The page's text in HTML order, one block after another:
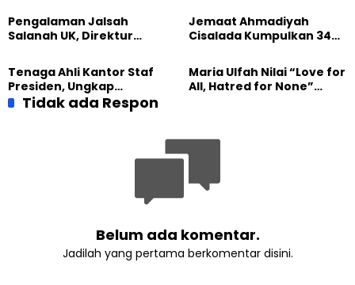
Ahmadiyah
Khusus di Islamabad
Pengalaman Jalsah
Salanah UK, Direktur
Kekuatan Kemanusiaan
Jemaat Ahmadiyah
Cisalada Kumpulkan 34
Aksi Donor
Tenaga Ahli Kantor Staf
Presiden, Ungkap
Pengalaman Tak
Tergantikan di Jalsah
Maria Ulfah Nilai “Love for
All, Hatred for None”
Tidak ada Respon
Belum ada komentar.
Jadilah yang pertama berkomentar disini.